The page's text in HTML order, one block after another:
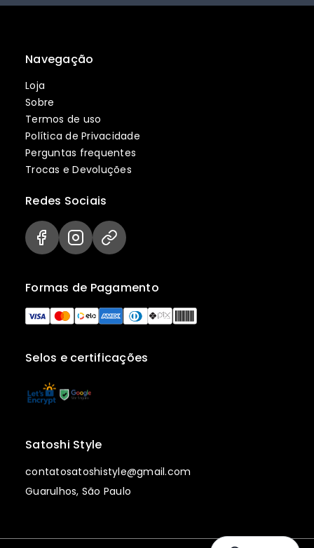
Navegação
Loja
Sobre
Termos de uso
Política de Privacidade
Perguntas frequentes
Trocas e Devoluções
Selos e certificações
Formas de Pagamento
Redes Sociais
Satoshi Style
contatosatoshistyle@gmail.com
Guarulhos, São Paulo